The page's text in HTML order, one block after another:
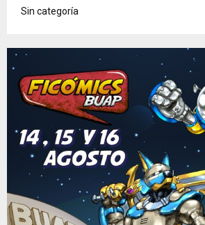
Sin categoría